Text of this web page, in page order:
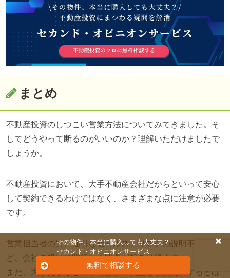
まとめ
不動産投資のしつこい営業方法についてみてきました。そ
してどうやって断るのがいいのか？理解いただけましたで
しょうか。
不動産投資において、大手不動産会社だからといって安心
して契約できるわけではなく、さまざまな点に注意が必要
です。
営業担当者の質、強引なセールス、リスクの説明不足な
ど、会社の規模に関係なく問題が起こり得ます。
また、大手だからといって顧客の利益を最優先にするとは
その物件、本当に購入しても大丈夫？
セカンド・オピニオンサービス
無料で相談する